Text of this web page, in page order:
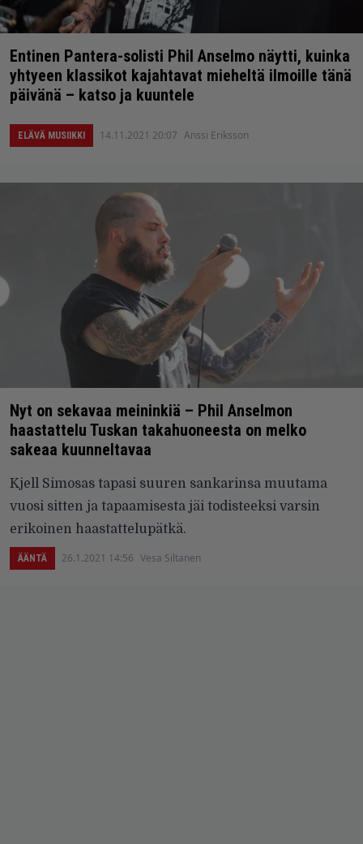
Entinen Pantera-solisti Phil Anselmo näytti, kuinka
yhtyeen klassikot kajahtavat mieheltä ilmoille tänä
päivänä – katso ja kuuntele
ELÄVÄ MUSIIKKI 14.11.2021 20:07 Anssi Eriksson
Nyt on sekavaa meininkiä – Phil Anselmon
haastattelu Tuskan takahuoneesta on melko
sakeaa kuunneltavaa
Kjell Simosas tapasi suuren sankarinsa muutama
vuosi sitten ja tapaamisesta jäi todisteeksi varsin
erikoinen haastattelupätkä.
ÄÄNTÄ 26.1.2021 14:56 Vesa Siltanen